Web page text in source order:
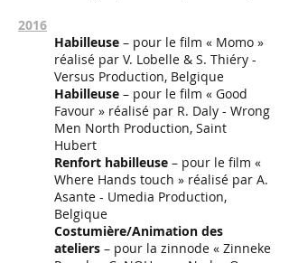
2016
Habilleuse – pour le film « Momo »
réalisé par V. Lobelle & S. Thiéry -
Versus Production, Belgique
Habilleuse – pour le film « Good
Favour » réalisé par R. Daly - Wrong
Men North Production, Saint
Hubert
Renfort habilleuse – pour le film «
Where Hands touch » réalisé par A.
Asante - Umedia Production,
Belgique
Costumière/Animation des
ateliers – pour la zinnode « Zinneke